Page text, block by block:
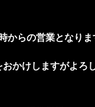
からの営業となりま
おかけしますがよろ